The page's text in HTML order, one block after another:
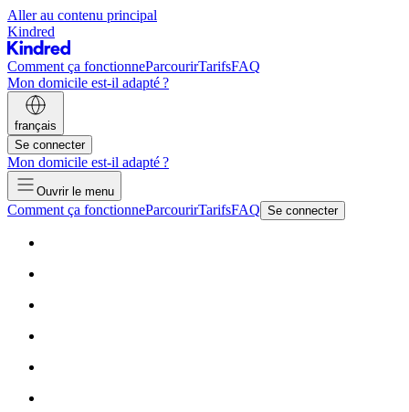
Aller au contenu principal
Kindred
Comment ça fonctionneParcourirTarifsFAQ
Mon domicile est-il adapté ?
français
Se connecter
Mon domicile est-il adapté ?
Ouvrir le menu
Comment ça fonctionneParcourirTarifsFAQ Se connecter